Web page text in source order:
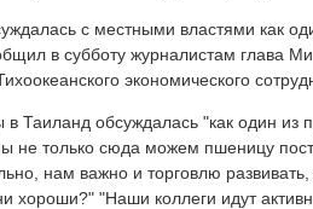
с местными властями как
в субботу журналистам глава
экономического
Таиланд обсуждалась "как один из
не только сюда можем пшеницу
нам важно и торговлю
хороши?" "Наши коллеги идут